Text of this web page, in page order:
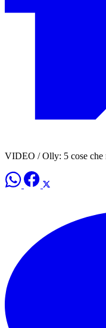
VIDEO / Olly: 5 cose che